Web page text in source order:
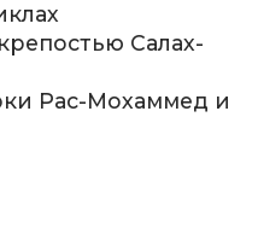
Салах-
Рас-Мохаммед и